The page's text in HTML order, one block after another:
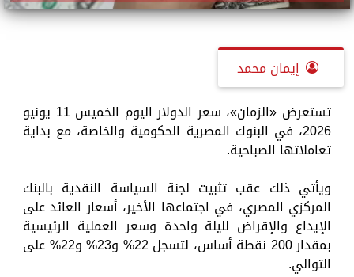
إيمان محمد
تستعرض «الزمان»، سعر الدولار اليوم الخميس 11 يونيو
2026، في البنوك المصرية الحكومية والخاصة، مع بداية
تعاملاتها الصباحية.
ويأتي ذلك عقب تثبيت لجنة السياسة النقدية بالبنك
المركزي المصري، في اجتماعها الأخير، أسعار العائد على
الإيداع والإقراض لليلة واحدة وسعر العملية الرئيسية
بمقدار 200 نقطة أساس، لتسجل 22% و23% و22% على
التوالي.